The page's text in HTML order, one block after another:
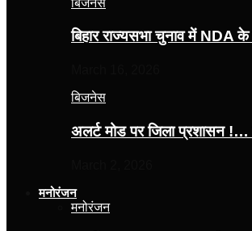
बिहार राज्यसभा चुनाव में NDA
बिजनेस
अलर्ट मोड पर जिला प्रशासन
मनोरंजन
मनोरंजन